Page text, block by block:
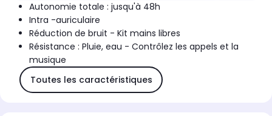
Autonomie totale : jusqu'à 48h
Intra -auriculaire
Réduction de bruit - Kit mains libres
Résistance : Pluie, eau - Contrôlez les appels et la
musique
Toutes les caractéristiques